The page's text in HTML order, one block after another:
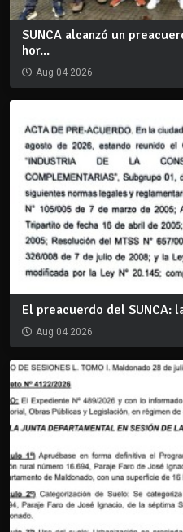
SUNCA alcanzó un
hor...
Aug 04 2026
El preacuerdo del SUNCA:
Aug 04 2026